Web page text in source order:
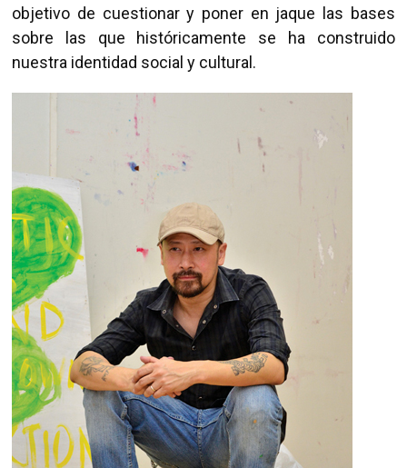
objetivo de cuestionar y poner en jaque las bases
sobre las que históricamente se ha construido
nuestra identidad social y cultural.